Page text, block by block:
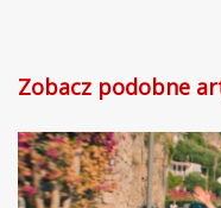
Zobacz podobne